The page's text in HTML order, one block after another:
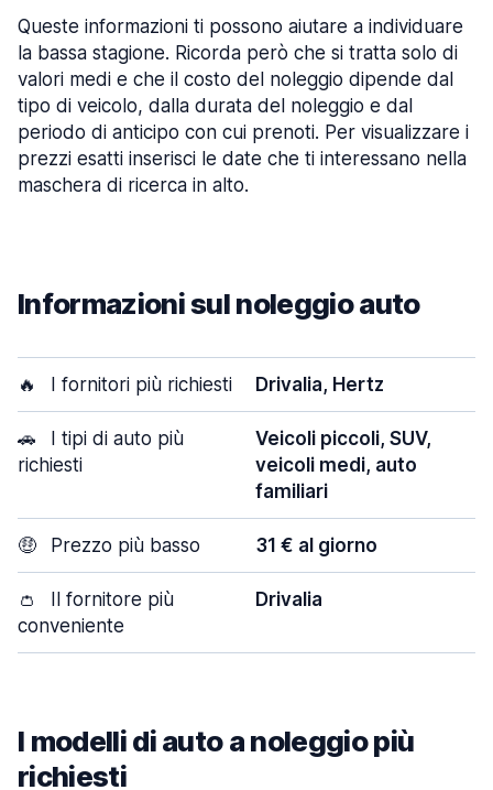
Queste informazioni ti possono aiutare a individuare
la bassa stagione. Ricorda però che si tratta solo di
valori medi e che il costo del noleggio dipende dal
tipo di veicolo, dalla durata del noleggio e dal
periodo di anticipo con cui prenoti. Per visualizzare i
prezzi esatti inserisci le date che ti interessano nella
maschera di ricerca in alto.
Informazioni sul noleggio auto
🔥 I fornitori più richiesti Drivalia, Hertz
🚗
I tipi di auto più
richiesti
Veicoli piccoli, SUV,
veicoli medi, auto
familiari
🤑 Prezzo più basso 31 € al giorno
👛
Il fornitore più
conveniente
Drivalia
I modelli di auto a noleggio più
richiesti